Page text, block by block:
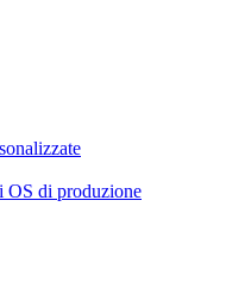
OS di produzione